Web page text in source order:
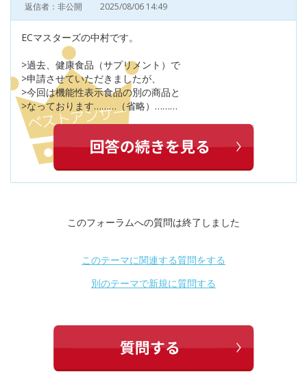
返信者：非公開 2025/08/06 14:49
ECマスターズの中村です。
>過去、健康食品（サプリメント）で
>申請させていただきましたが、
>今回は機能性表示食品の別の商品と
>なっております………（省略）………
このフォーラムへの質問は終了しました
このテーマに関連する質問をする
別のテーマで新規に質問する